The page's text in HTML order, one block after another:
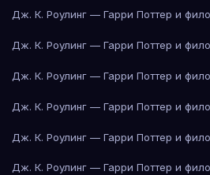
Дж. К. Роулинг — Гарри Поттер и
Дж. К. Роулинг — Гарри Поттер и
Дж. К. Роулинг — Гарри Поттер и
Дж. К. Роулинг — Гарри Поттер и
Дж. К. Роулинг — Гарри Поттер и
Дж. К. Роулинг — Гарри Поттер и